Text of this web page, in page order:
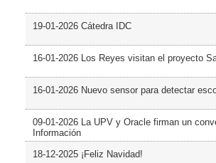
19-01-2026 Cátedra IDC
16-01-2026 Los Reyes visitan el proyecto
16-01-2026 Nuevo sensor para detectar
09-01-2026 La UPV y Oracle firman un
Información
18-12-2025 ¡Feliz Navidad!